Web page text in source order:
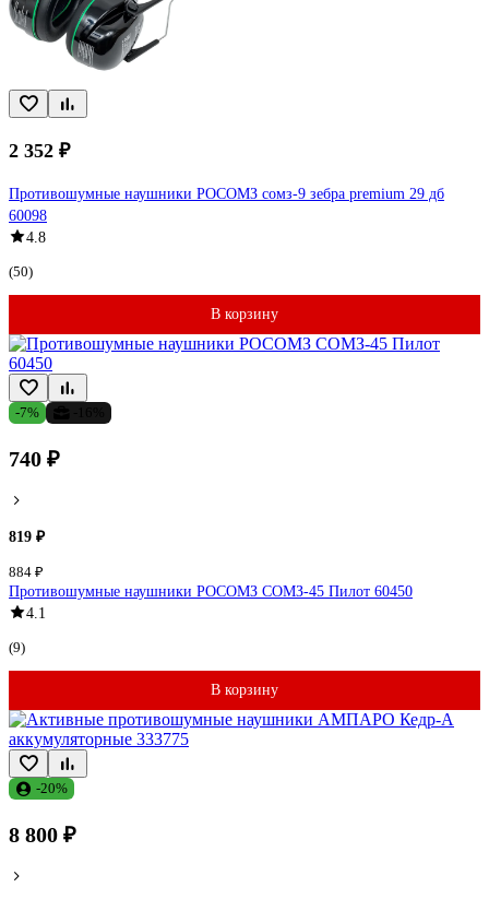
2 352 ₽
Противошумные наушники РОСОМЗ сомз-9 зебра premium 29 дб
60098
4.8
(50)
В корзину
-7%
740 ₽
819 ₽
884 ₽
Противошумные наушники РОСОМЗ СОМЗ-45 Пилот 60450
4.1
(9)
В корзину
-20%
8 800 ₽